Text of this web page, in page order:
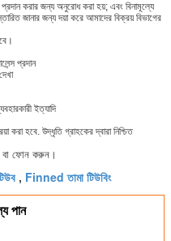
প্রদান করার জন্য অনুরোধ করা হয়; এবং বিনামূল্যে
জানার জন্য দয়া করে আমাদের বিক্রয় বিভাগের
প্রদান
ইত্যাদি
করা হবে. উদ্ধৃতি গ্রাহকের দ্বারা নিশ্চিত
বা ফোন করুন।
, Finned তামা টিউবিং
পান